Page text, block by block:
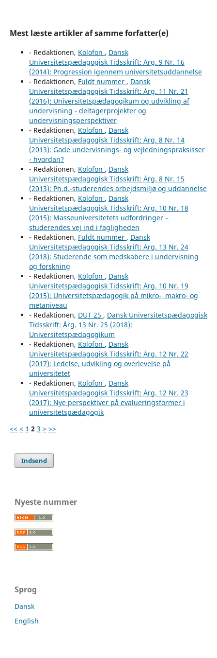
Mest læste artikler af samme forfatter(e)
- Redaktionen, Kolofon , Dansk
Universitetspædagogisk Tidsskrift: Årg. 9 Nr. 16
(2014): Progression igennem universitetsuddannelse
- Redaktionen, Fuldt nummer , Dansk
Universitetspædagogisk Tidsskrift: Årg. 11 Nr. 21
(2016): Universitetspædagogikum og udvikling af
undervisning - deltagerprojekter og
undervisningsperspektiver
- Redaktionen, Kolofon , Dansk
Universitetspædagogisk Tidsskrift: Årg. 8 Nr. 14
(2013): Gode undervisnings- og vejledningspraksisser
- hvordan?
- Redaktionen, Kolofon , Dansk
Universitetspædagogisk Tidsskrift: Årg. 8 Nr. 15
(2013): Ph.d.-studerendes arbejdsmiljø og uddannelse
- Redaktionen, Kolofon , Dansk
Universitetspædagogisk Tidsskrift: Årg. 10 Nr. 18
(2015): Masseuniversitetets udfordringer –
studerendes vej ind i fagligheden
- Redaktionen, Fuldt nummer , Dansk
Universitetspædagogisk Tidsskrift: Årg. 13 Nr. 24
(2018): Studerende som medskabere i undervisning
og forskning
- Redaktionen, Kolofon , Dansk
Universitetspædagogisk Tidsskrift: Årg. 10 Nr. 19
(2015): Universitetspædagogik på mikro-, makro- og
metaniveau
- Redaktionen, DUT 25 , Dansk Universitetspædagogisk
Tidsskrift: Årg. 13 Nr. 25 (2018):
Universitetspædagogikum
- Redaktionen, Kolofon , Dansk
Universitetspædagogisk Tidsskrift: Årg. 12 Nr. 22
(2017): Ledelse, udvikling og overlevelse på
universitetet
- Redaktionen, Kolofon , Dansk
Universitetspædagogisk Tidsskrift: Årg. 12 Nr. 23
(2017): Nye perspektiver på evalueringsformer i
universitetspædagogik
<< < 1 2 3 > >>
Indsend
Nyeste nummer
Sprog
Dansk
English